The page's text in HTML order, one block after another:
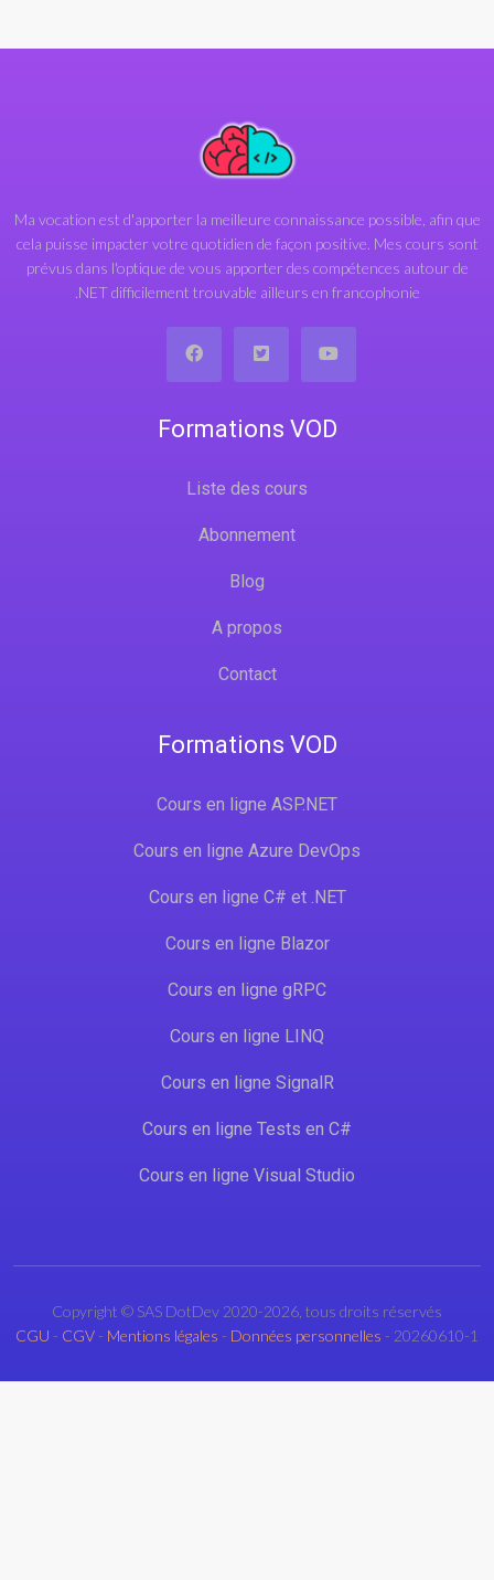
Ma vocation est d'apporter la meilleure connaissance possible, afin que
cela puisse impacter votre quotidien de façon positive. Mes cours sont
prévus dans l'optique de vous apporter des compétences autour de
.NET difficilement trouvable ailleurs en francophonie
Formations VOD
Liste des cours
Abonnement
Blog
A propos
Contact
Formations VOD
Cours en ligne ASP.NET
Cours en ligne Azure DevOps
Cours en ligne C# et .NET
Cours en ligne Blazor
Cours en ligne gRPC
Cours en ligne LINQ
Cours en ligne SignalR
Cours en ligne Tests en C#
Cours en ligne Visual Studio
Copyright © SAS DotDev 2020-2026, tous droits réservés
CGU - CGV - Mentions légales - Données personnelles - 20260610-1